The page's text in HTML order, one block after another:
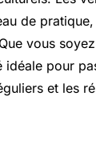
de
vous
idéale pour
et les